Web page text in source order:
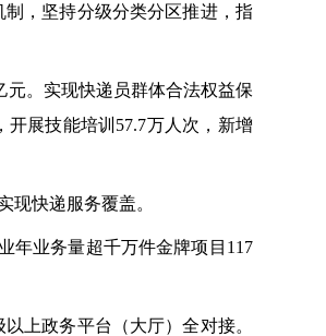
，坚持分级分类分区推进，指
。实现快递员群体合法权益保
展技能培训57.7万人次，新增
现快递服务覆盖。
年业务量超千万件金牌项目117
上政务平台（大厅）全对接。